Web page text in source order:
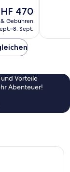
470
Gebühren
Sept.
Vorteile
Abenteuer!